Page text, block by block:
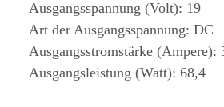
Ausgangsspannung (Volt): 19
Art der Ausgangsspannung: DC
Ausgangsstromstärke (Ampere):
Ausgangsleistung (Watt): 68,4